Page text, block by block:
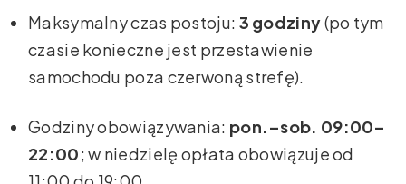
Maksymalny czas postoju: 3 godziny(po tym
czasie konieczne jest przestawienie
samochodu poza czerwoną strefę).
Godziny obowiązywania: pon.–sob. 09:00–
22:00; w niedzielę opłata obowiązuje od